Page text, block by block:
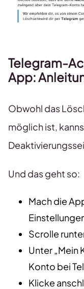
Telegram-
App:
Obwohl das
möglich ist,
Und das geht so:
Mach die
Scrolle
Unter „Mein
Konto bei
Klicke